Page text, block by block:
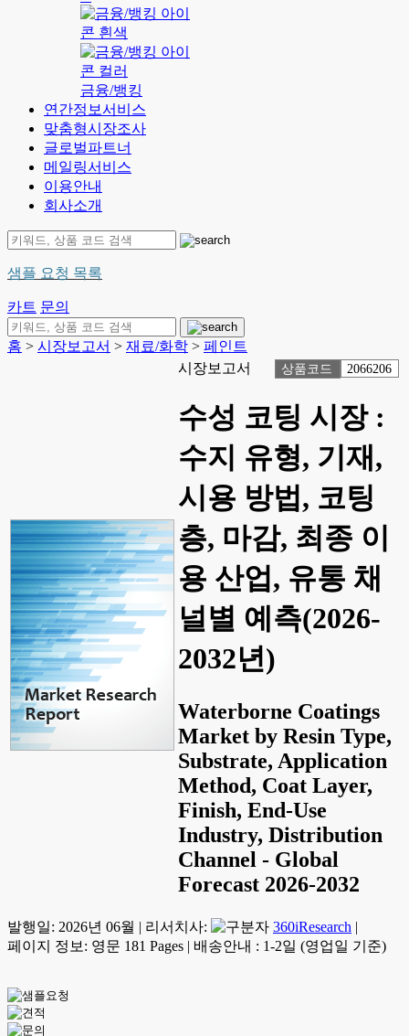
금융/뱅킹
연간정보서비스
맞춤형시장조사
글로벌파트너
메일링서비스
이용안내
회사소개
샘플 요청 목록
카트 문의
홈 > 시장보고서 > 재료/화학 > 페인트
시장보고서
상품코드 2066206
수성 코팅 시장 :
수지 유형, 기재,
시용 방법, 코팅
층, 마감, 최종 이
용 산업, 유통 채
널별 예측(2026-
2032년)
Waterborne Coatings
Market by Resin Type,
Substrate, Application
Method, Coat Layer,
Finish, End-Use
Industry, Distribution
Channel - Global
Forecast 2026-2032
발행일: 2026년 06월 | 리서치사: 360iResearch |
페이지 정보: 영문 181 Pages | 배송안내 : 1-2일 (영업일 기준)